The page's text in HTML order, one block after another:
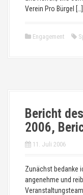
Verein Pro Bürgel […]
Engagement
Bericht
2006,
11. Juli 2006
Zunächst bedanke
angenehme und